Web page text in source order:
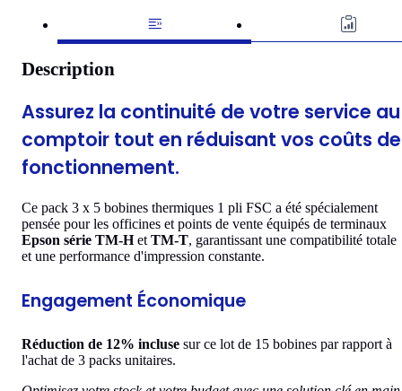
Description
Assurez la continuité de votre service au
comptoir tout en réduisant vos coûts de
fonctionnement.
Ce pack 3 x 5 bobines thermiques 1 pli FSC a été spécialement
pensée pour les officines et points de vente équipés de terminaux
Epson série TM-Het TM-T, garantissant une compatibilité totale
et une performance d'impression constante.
Engagement Économique
Réduction de 12% incluse sur ce lot de 15 bobines par rapport à
l'achat de 3 packs unitaires.